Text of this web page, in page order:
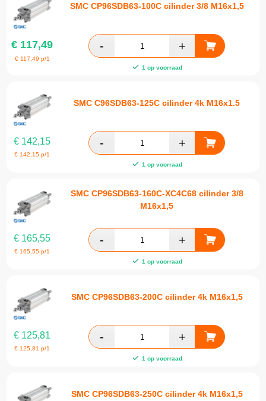
SMC CP96SDB63-100C cilinder 3/8 M16x1,5
€ 117,49
€ 117,49 p/1
1 op voorraad
SMC C96SDB63-125C cilinder 4k M16x1.5
€ 142,15
€ 142,15 p/1
1 op voorraad
SMC CP96SDB63-160C-XC4C68 cilinder 3/8
M16x1,5
€ 165,55
€ 165,55 p/1
1 op voorraad
SMC CP96SDB63-200C cilinder 4k M16x1,5
€ 125,81
€ 125,81 p/1
1 op voorraad
SMC CP96SDB63-250C cilinder 4k M16x1,5